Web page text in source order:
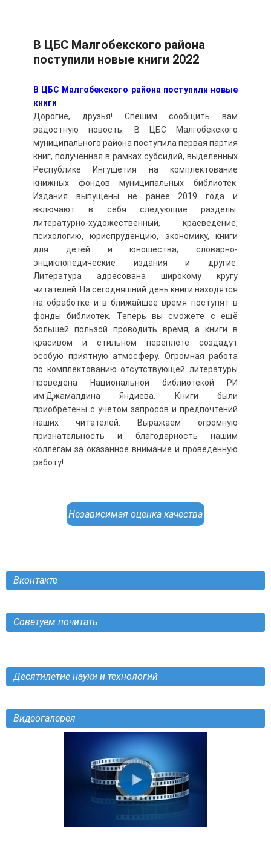
В ЦБС Малгобекского района
поступили новые книги 2022
В ЦБС Малгобекского района поступили новые
книги
Дорогие, друзья! Спешим сообщить вам
радостную новость. В ЦБС Малгобекского
муниципального района поступила первая партия
книг, полученная в рамках субсидий, выделенных
Республике Ингушетия на комплектование
книжных фондов муниципальных библиотек.
Издания выпущены не ранее 2019 года и
включают в себя следующие разделы:
литературно-художественный, краеведение,
психологию, юриспруденцию, экономику, книги
для детей и юношества, словарно-
энциклопедические издания и другие.
Литература адресована широкому кругу
читателей. На сегодняшний день книги находятся
на обработке и в ближайшее время поступят в
фонды библиотек. Теперь вы сможете с ещё
большей пользой проводить время, а книги в
красивом и стильном переплете создадут
особую приятную атмосферу. Огромная работа
по комплектованию отсутствующей литературы
проведена Национальной библиотекой РИ
им.Джамалдина Яндиева. Книги были
приобретены с учетом запросов и предпочтений
наших читателей. Выражаем огромную
признательность и благодарность нашим
коллегам за оказанное внимание и проведенную
работу!
Независимая оценка качества
Вконтакте
Советуем почитать
Десятилетие науки и технологий
Видеогалерея